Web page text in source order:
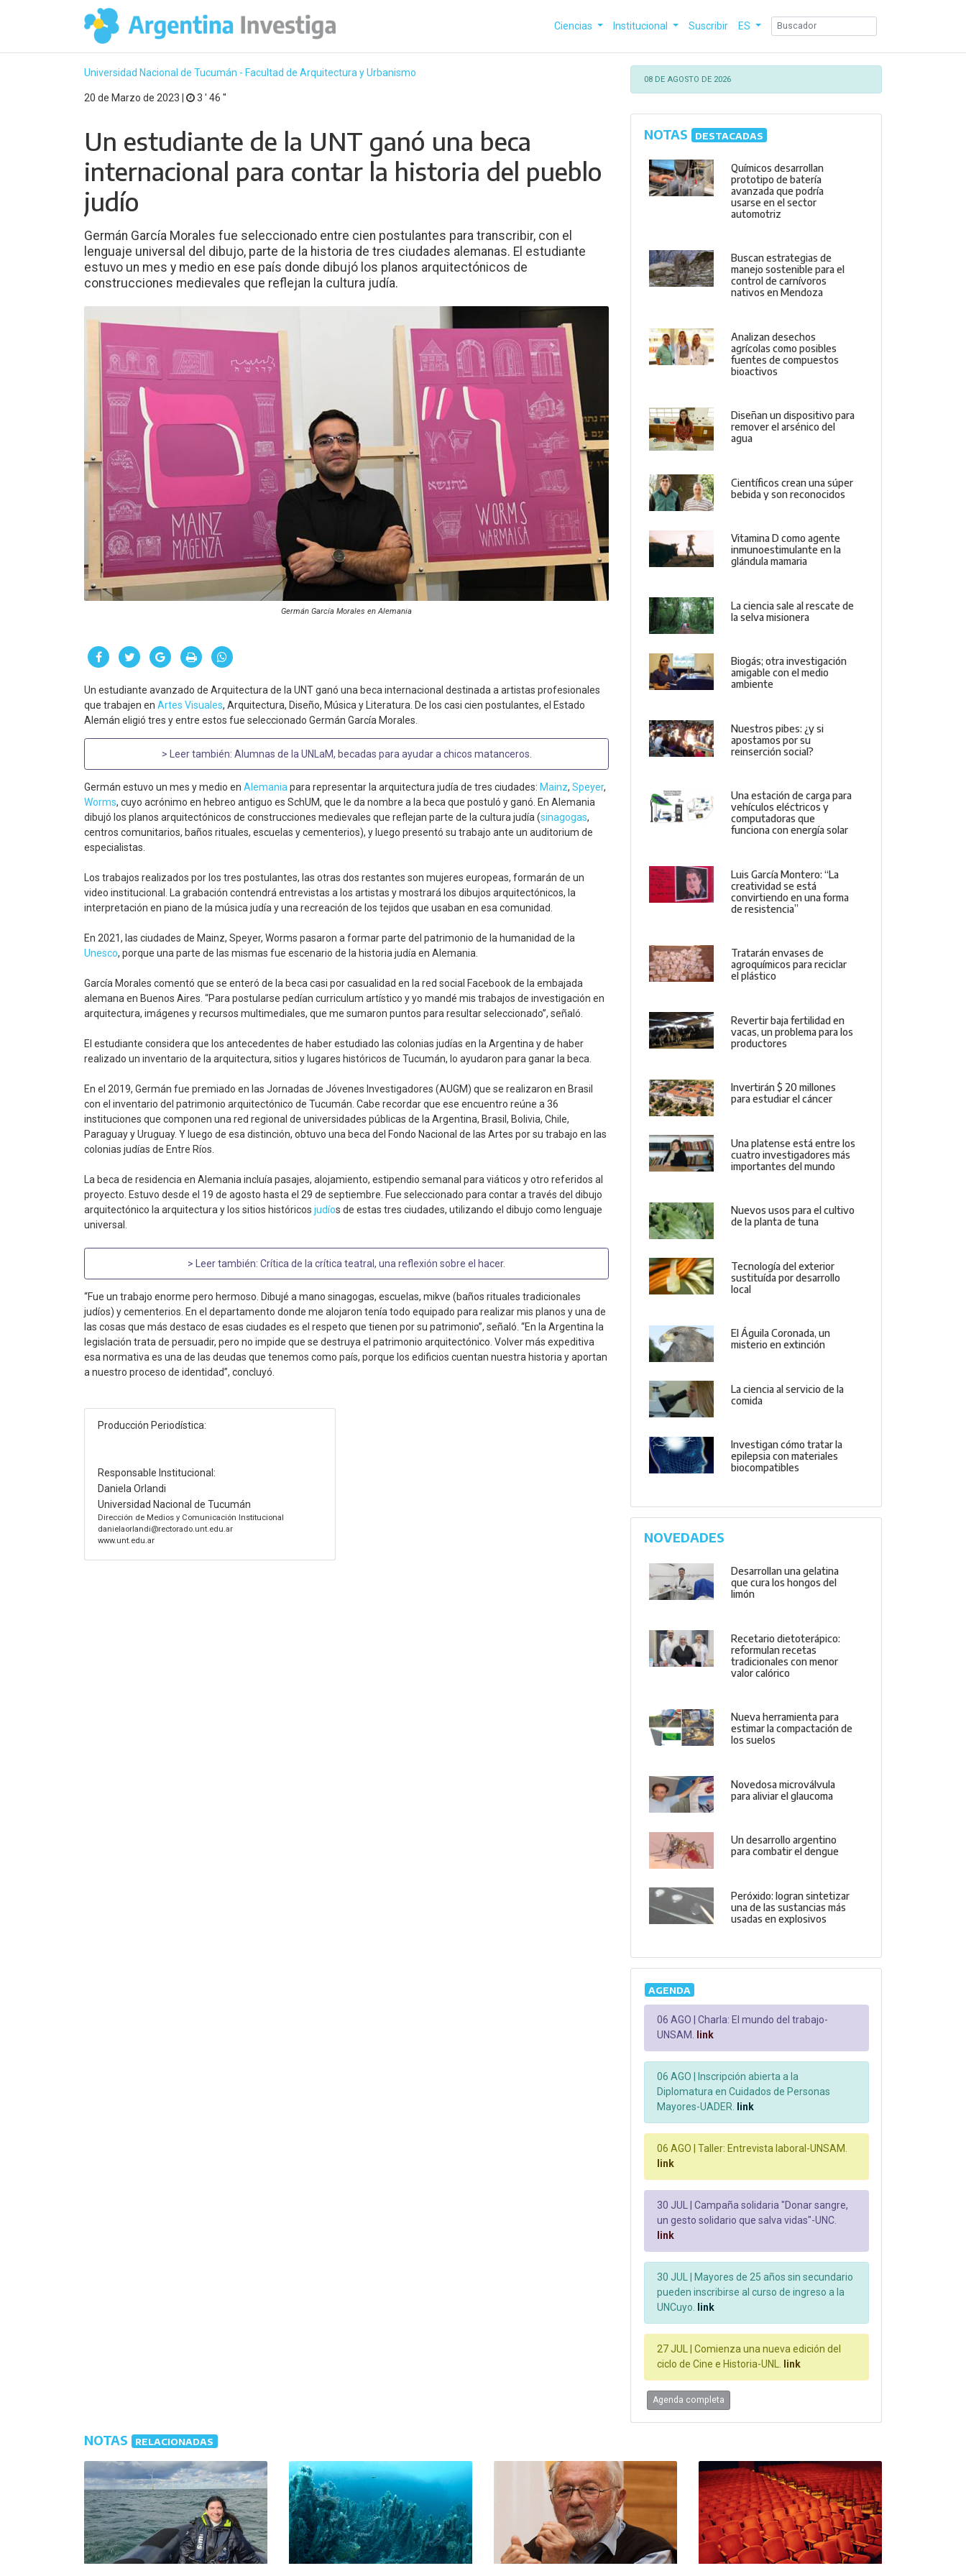
Ciencias Institucional Suscribir ES
Universidad Nacional de Tucumán - Facultad de Arquitectura y Urbanismo
20 de Marzo de 2023 | 3 ′ 46 ′′
Un estudiante de la UNT ganó una beca
internacional para contar la historia del pueblo
judío
Germán García Morales fue seleccionado entre cien postulantes para transcribir, con el
lenguaje universal del dibujo, parte de la historia de tres ciudades alemanas. El estudiante
estuvo un mes y medio en ese país donde dibujó los planos arquitectónicos de
construcciones medievales que reflejan la cultura judía.
Germán García Morales en Alemania
Un estudiante avanzado de Arquitectura de la UNT ganó una beca internacional destinada a artistas profesionales
que trabajen en Artes Visuales, Arquitectura, Diseño, Música y Literatura. De los casi cien postulantes, el Estado
Alemán eligió tres y entre estos fue seleccionado Germán García Morales.
> Leer también: Alumnas de la UNLaM, becadas para ayudar a chicos matanceros
Germán estuvo un mes y medio en Alemaniapara representar la arquitectura judía de tres ciudades: Mainz, Speyer,
Worms, cuyo acrónimo en hebreo antiguo es SchUM, que le da nombre a la beca que postuló y ganó. En Alemania
dibujó los planos arquitectónicos de construcciones medievales que reflejan parte de la cultura judía (sinagogas,
centros comunitarios, baños rituales, escuelas y cementerios), y luego presentó su trabajo ante un auditorium de
especialistas.
Los trabajos realizados por los tres postulantes, las otras dos restantes son mujeres europeas, formarán de un
video institucional. La grabación contendrá entrevistas a los artistas y mostrará los dibujos arquitectónicos, la
interpretación en piano de la música judía y una recreación de los tejidos que usaban en esa comunidad.
En 2021, las ciudades de Mainz, Speyer, Worms pasaron a formar parte del patrimonio de la humanidad de la
Unesco, porque una parte de las mismas fue escenario de la historia judía en Alemania.
García Morales comentó que se enteró de la beca casi por casualidad en la red social Facebook de la embajada
alemana en Buenos Aires. “Para postularse pedían curriculum artístico y yo mandé mis trabajos de investigación en
arquitectura, imágenes y recursos multimediales, que me sumaron puntos para resultar seleccionado”, señaló.
El estudiante considera que los antecedentes de haber estudiado las colonias judías en la Argentina y de haber
realizado un inventario de la arquitectura, sitios y lugares históricos de Tucumán, lo ayudaron para ganar la beca.
En el 2019, Germán fue premiado en las Jornadas de Jóvenes Investigadores (AUGM) que se realizaron en Brasil
con el inventario del patrimonio arquitectónico de Tucumán. Cabe recordar que ese encuentro reúne a 36
instituciones que componen una red regional de universidades públicas de la Argentina, Brasil, Bolivia, Chile,
Paraguay y Uruguay. Y luego de esa distinción, obtuvo una beca del Fondo Nacional de las Artes por su trabajo en las
colonias judías de Entre Ríos.
La beca de residencia en Alemania incluía pasajes, alojamiento, estipendio semanal para viáticos y otro referidos al
proyecto. Estuvo desde el 19 de agosto hasta el 29 de septiembre. Fue seleccionado para contar a través del dibujo
arquitectónico la arquitectura y los sitios históricos judíos de estas tres ciudades, utilizando el dibujo como lenguaje
universal.
> Leer también: Crítica de la crítica teatral, una reflexión sobre el hacer.
“Fue un trabajo enorme pero hermoso. Dibujé a mano sinagogas, escuelas, mikve (baños rituales tradicionales
judíos) y cementerios. En el departamento donde me alojaron tenía todo equipado para realizar mis planos y una de
las cosas que más destaco de esas ciudades es el respeto que tienen por su patrimonio”, señaló. “En la Argentina la
legislación trata de persuadir, pero no impide que se destruya el patrimonio arquitectónico. Volver más expeditiva
esa normativa es una de las deudas que tenemos como país, porque los edificios cuentan nuestra historia y aportan
a nuestro proceso de identidad”, concluyó.
Producción Periodística:
Responsable Institucional:
Daniela Orlandi
Universidad Nacional de Tucumán
Dirección de Medios y Comunicación Institucional
danielaorlandi@rectorado.unt.edu.ar
www.unt.edu.ar
08 DE AGOSTO DE 2026
NOTAS DESTACADAS
Químicos desarrollan
prototipo de batería
avanzada que podría
usarse en el sector
automotriz
Buscan estrategias de
manejo sostenible para el
control de carnívoros
nativos en Mendoza
Analizan desechos
agrícolas como posibles
fuentes de compuestos
bioactivos
Diseñan un dispositivo para
remover el arsénico del
agua
Científicos crean una súper
bebida y son reconocidos
Vitamina D como agente
inmunoestimulante en la
glándula mamaria
La ciencia sale al rescate de
la selva misionera
Biogás; otra investigación
amigable con el medio
ambiente
Nuestros pibes: ¿y si
apostamos por su
reinserción social?
Una estación de carga para
vehículos eléctricos y
computadoras que
funciona con energía solar
Luis García Montero: “La
creatividad se está
convirtiendo en una forma
de resistencia”
Tratarán envases de
agroquímicos para reciclar
el plástico
Revertir baja fertilidad en
vacas, un problema para los
productores
Invertirán $ 20 millones
para estudiar el cáncer
Una platense está entre los
cuatro investigadores más
importantes del mundo
Nuevos usos para el cultivo
de la planta de tuna
Tecnología del exterior
sustituída por desarrollo
local
El Águila Coronada, un
misterio en extinción
La ciencia al servicio de la
comida
Investigan cómo tratar la
epilepsia con materiales
biocompatibles
NOVEDADES
Desarrollan una gelatina
que cura los hongos del
limón
Recetario dietoterápico:
reformulan recetas
tradicionales con menor
valor calórico
Nueva herramienta para
estimar la compactación de
los suelos
Novedosa microválvula
para aliviar el glaucoma
Un desarrollo argentino
para combatir el dengue
Peróxido: logran sintetizar
una de las sustancias más
usadas en explosivos
AGENDA
06 AGO |
Charla: El mundo del trabajo-
UNSAM.
link
06 AGO |
Inscripción abierta a la
Diplomatura en Cuidados de Personas
Mayores-UADER.
link
06 AGO |
Taller: Entrevista laboral-UNSAM.
link
30 JUL |
Campaña solidaria "Donar sangre,
un gesto solidario que salva vidas"-UNC.
link
30 JUL |
Mayores de 25 años sin secundario
pueden inscribirse al curso de ingreso a la
UNCuyo.
link
27 JUL |
Comienza una nueva edición del
ciclo de Cine e Historia-UNL.
link
Agenda completa
NOTAS RELACIONADAS